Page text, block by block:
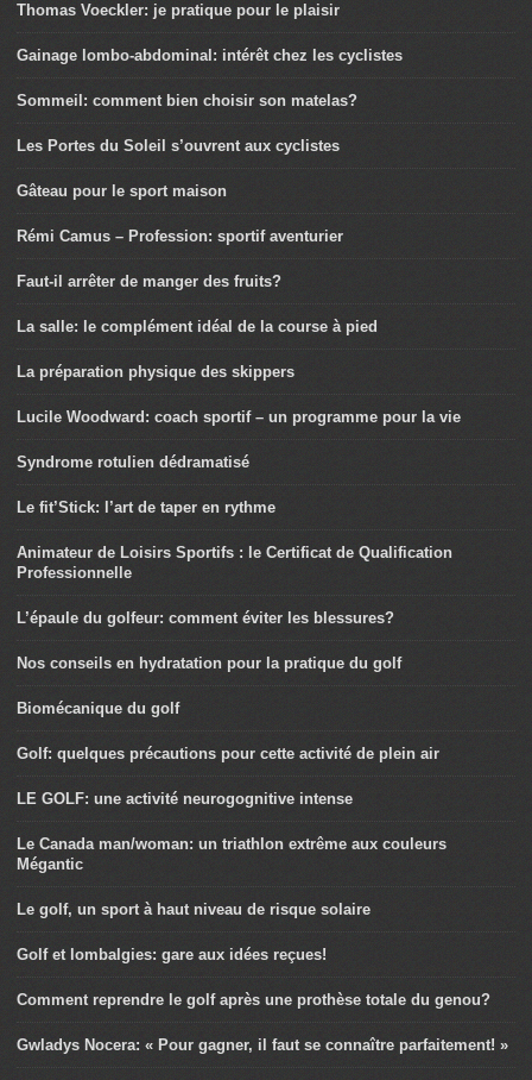
Thomas Voeckler: je pratique pour le plaisir
Gainage lombo-abdominal: intérêt chez les cyclistes
Sommeil: comment bien choisir son matelas?
Les Portes du Soleil s’ouvrent aux cyclistes
Gâteau pour le sport maison
Rémi Camus – Profession: sportif aventurier
Faut-il arrêter de manger des fruits?
La salle: le complément idéal de la course à pied
La préparation physique des skippers
Lucile Woodward: coach sportif – un programme pour la vie
Syndrome rotulien dédramatisé
Le fit’Stick: l’art de taper en rythme
Animateur de Loisirs Sportifs : le Certificat de Qualification
Professionnelle
L’épaule du golfeur: comment éviter les blessures?
Nos conseils en hydratation pour la pratique du golf
Biomécanique du golf
Golf: quelques précautions pour cette activité de plein air
LE GOLF: une activité neurogognitive intense
Le Canada man/woman: un triathlon extrême aux couleurs
Mégantic
Le golf, un sport à haut niveau de risque solaire
Golf et lombalgies: gare aux idées reçues!
Comment reprendre le golf après une prothèse totale du genou?
Gwladys Nocera: « Pour gagner, il faut se connaître parfaitement! »